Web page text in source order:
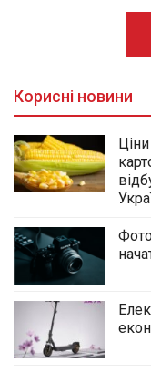
Корисні новини